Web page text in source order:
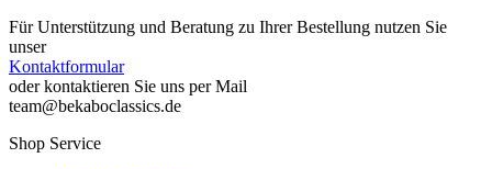
Für Unterstützung und Beratung zu Ihrer Bestellung nutzen Sie
unser
Kontaktformular
oder kontaktieren Sie uns per Mail
team@bekaboclassics.de
Shop Service